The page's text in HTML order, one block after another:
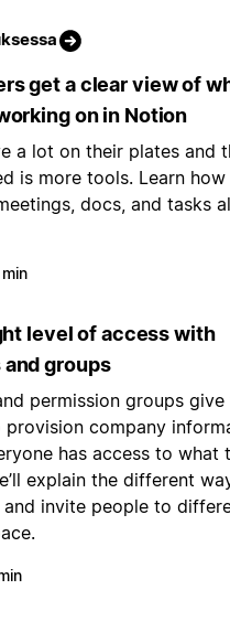
get a clear view of
on in Notion
a lot on their plates and
is more tools. Learn
docs, and tasks
level of access with
groups
permission groups give
provision company
has access to what
explain the different
and invite people to